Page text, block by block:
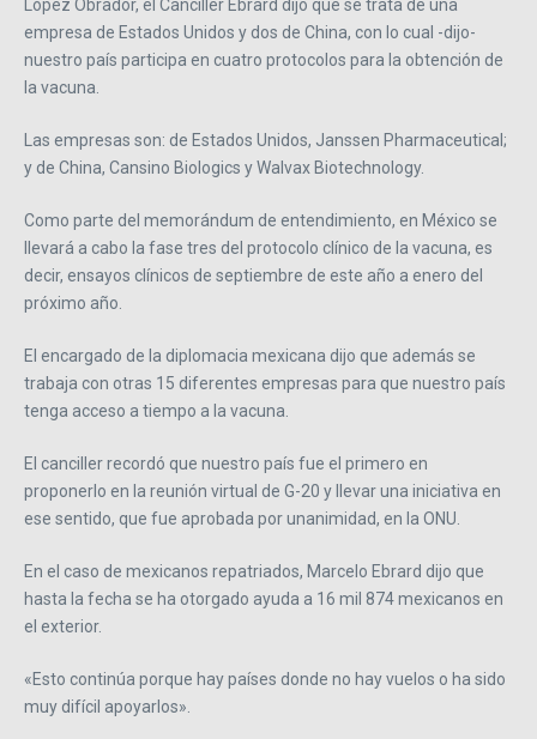
López Obrador, el Canciller Ebrard dijo que se trata de una
empresa de Estados Unidos y dos de China, con lo cual -dijo-
nuestro país participa en cuatro protocolos para la obtención de
la vacuna.
Las empresas son: de Estados Unidos, Janssen Pharmaceutical;
y de China, Cansino Biologics y Walvax Biotechnology.
Como parte del memorándum de entendimiento, en México se
llevará a cabo la fase tres del protocolo clínico de la vacuna, es
decir, ensayos clínicos de septiembre de este año a enero del
próximo año.
El encargado de la diplomacia mexicana dijo que además se
trabaja con otras 15 diferentes empresas para que nuestro país
tenga acceso a tiempo a la vacuna.
El canciller recordó que nuestro país fue el primero en
proponerlo en la reunión virtual de G-20 y llevar una iniciativa en
ese sentido, que fue aprobada por unanimidad, en la ONU.
En el caso de mexicanos repatriados, Marcelo Ebrard dijo que
hasta la fecha se ha otorgado ayuda a 16 mil 874 mexicanos en
el exterior.
«Esto continúa porque hay países donde no hay vuelos o ha sido
muy difícil apoyarlos».